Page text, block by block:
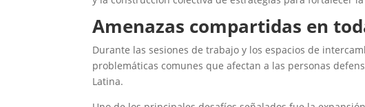
Amenazas compartidas en
Durante las sesiones de trabajo y los espacios de
problemáticas comunes que afectan a las personas
Latina.